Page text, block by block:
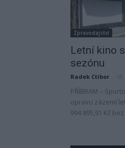
Zpravodajství
Letní kino
sezónu
Radek Ctibor
PŘÍBRAM –
opravu zázemí
994 895,91 Kč